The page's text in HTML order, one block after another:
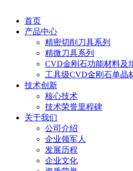
首页
产品中心
精密切削刀具系列
精微刀具系列
CVD金刚石功能材料及
工具级CVD金刚石单晶
技术创新
核心技术
技术荣誉里程碑
关于我们
公司介绍
企业领军人
发展历程
企业文化